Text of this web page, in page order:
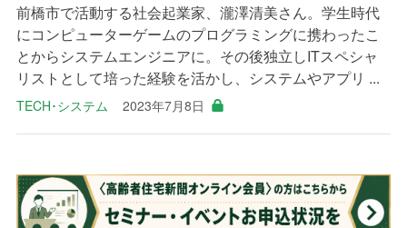
前橋市で活動する社会起業家、瀧澤清美さん。学生時代
にコンピューターゲームのプログラミングに携わったこ
とからシステムエンジニアに。その後独立しITスペシャ
リストとして培った経験を活かし、システムやアプリ ...
TECH･システム 2023年7月8日